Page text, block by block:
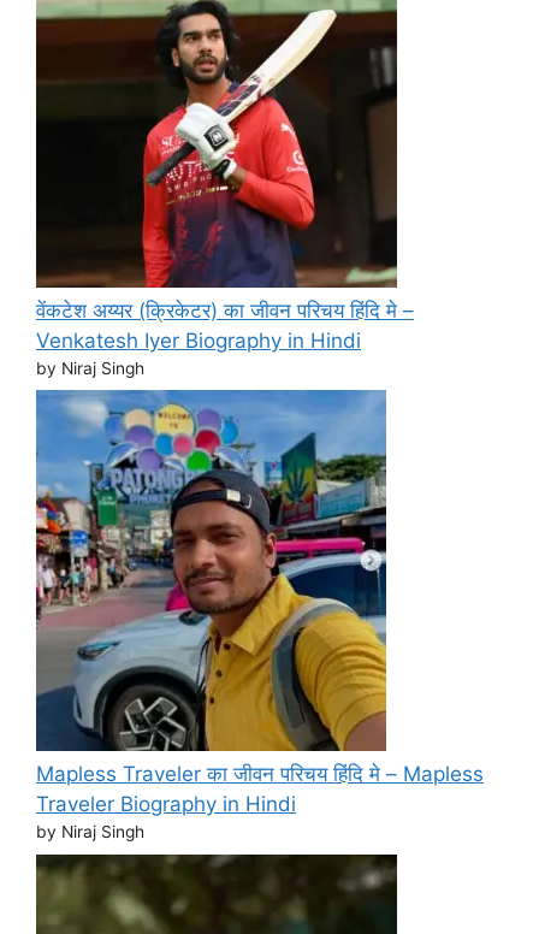
वेंकटेश अय्यर (क्रिकेटर) का जीवन परिचय हिंदि मे –
Venkatesh Iyer Biography in Hindi
by Niraj Singh
Mapless Traveler का जीवन परिचय हिंदि मे – Mapless
Traveler Biography in Hindi
by Niraj Singh